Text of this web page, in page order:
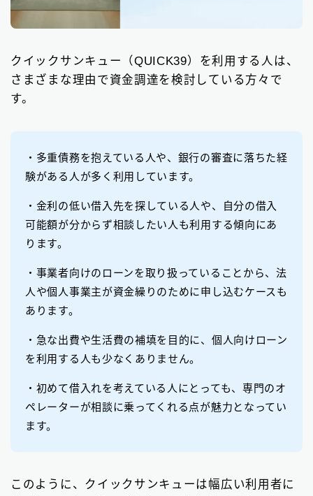
クイックサンキュー（QUICK39）を利用する人は、
さまざまな理由で資金調達を検討している方々で
す。
・多重債務を抱えている人や、銀行の審査に落ちた経
験がある人が多く利用しています。
・金利の低い借入先を探している人や、自分の借入
可能額が分からず相談したい人も利用する傾向にあ
ります。
・事業者向けのローンを取り扱っていることから、法
人や個人事業主が資金繰りのために申し込むケースも
あります。
・急な出費や生活費の補填を目的に、個人向けローン
を利用する人も少なくありません。
・初めて借入れを考えている人にとっても、専門のオ
ペレーターが相談に乗ってくれる点が魅力となってい
ます。
このように、クイックサンキューは幅広い利用者に